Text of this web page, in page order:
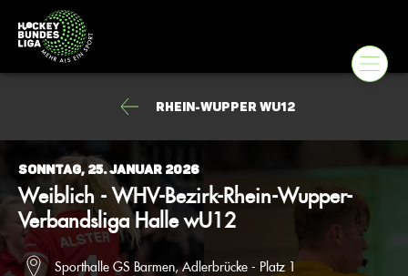
Rhein-Wupper wU12
Sonntag, 25. Januar 2026
Weiblich - WHV-Bezirk-Rhein-Wupper-
Verbandsliga Halle wU12
Sporthalle GS Barmen, Adlerbrücke - Platz 1